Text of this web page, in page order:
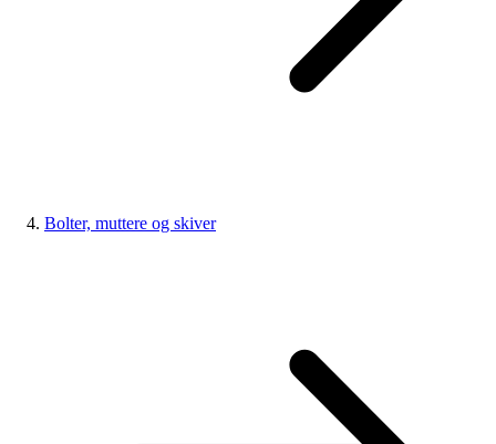
Bolter, muttere og skiver